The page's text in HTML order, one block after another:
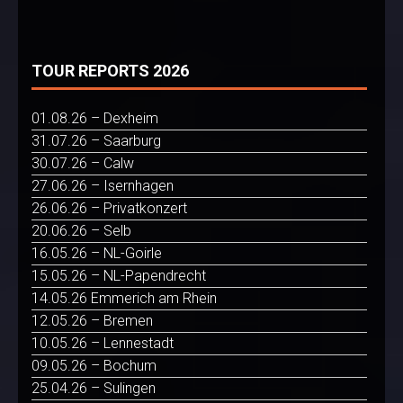
TOUR REPORTS 2026
01.08.26 – Dexheim
31.07.26 – Saarburg
30.07.26 – Calw
27.06.26 – Isernhagen
26.06.26 – Privatkonzert
20.06.26 – Selb
16.05.26 – NL-Goirle
15.05.26 – NL-Papendrecht
14.05.26 Emmerich am Rhein
12.05.26 – Bremen
10.05.26 – Lennestadt
09.05.26 – Bochum
25.04.26 – Sulingen